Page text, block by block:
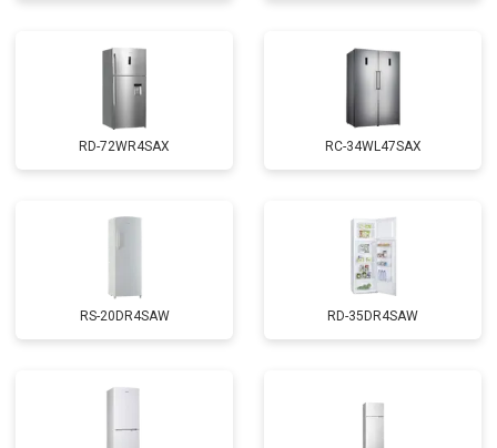
RD-72WR4SAX RС-34WL47SAX
RS-20DR4SAW RD-35DR4SAW